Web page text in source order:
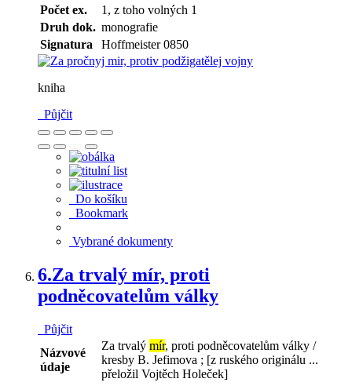
Počet ex.
1, z toho volných 1
Druh dok. monografie
Signatura
Hoffmeister 0850
kniha
Půjčit
Do košíku
Bookmark
Vybrané dokumenty
6.Za trvalý mír, proti
podněcovatelům války
Půjčit
Názvové
údaje
Za trvalý mír, proti podněcovatelům války /
kresby B. Jefimova ; [z ruského originálu ...
přeložil Vojtěch Holeček]